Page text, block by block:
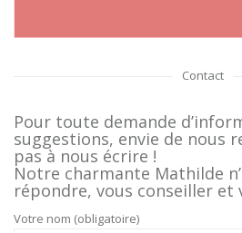
Contact
Pour toute demande
suggestions, envie de nous
pas à nous écrire !
Notre charmante Mathilde
répondre, vous conseiller et
Votre nom (obligatoire)